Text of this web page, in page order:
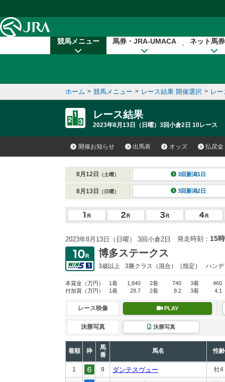
競馬メニュー 馬券・JRA-UMACA ネット馬
ホーム > 競馬メニュー > レース結果 開催選択 > レ
レース結果
2023年8月13日（日曜）3回小倉2日 10レース
開催お知らせ 出馬表 オッズ 払戻金
8月12日 （土曜） 3回新潟1日
8月13日 （日曜） 3回新潟2日
2023年8月13日（日曜） 3回小倉2日 発走時刻： 15
博多ステークス
3歳以上 3勝クラス （混合）［指定］ ハンデ
本賞金 （万円） 1着 1,840 2着 740 3着
460
付加賞 （万円） 1着 28.7 2着 8.2 3着 4.1
レース映像 PLAY
決勝写真 決勝写真
着順 枠
馬
番
馬名 性齢
1 9 ダンテスヴュー 牡4